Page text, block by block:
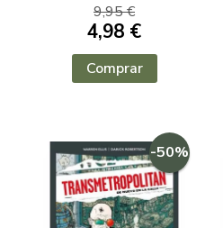
9,95 €
4,98 €
Comprar
-50%